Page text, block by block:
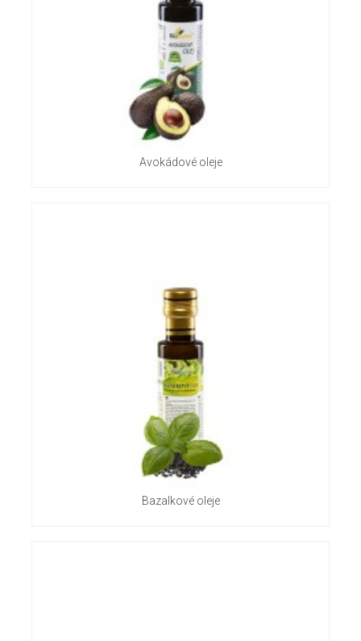
Avokádové oleje
Bazalkové oleje